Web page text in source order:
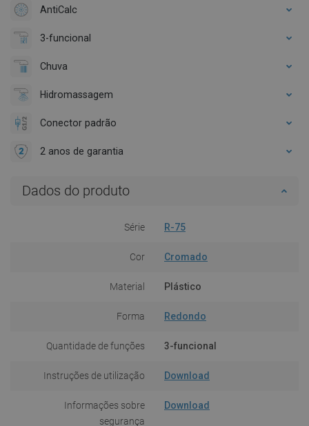
AntiCalc
3-funcional
Chuva
Hidromassagem
Conector padrão
2 anos de garantia
Dados do produto
Série R-75
Cor Cromado
Material Plástico
Forma Redondo
Quantidade de funções 3-funcional
Instruções de utilização Download
Informações sobre
segurança
Download